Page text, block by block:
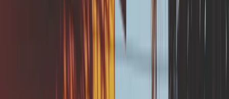
L’infiltration des eaux pluviales dans le sol